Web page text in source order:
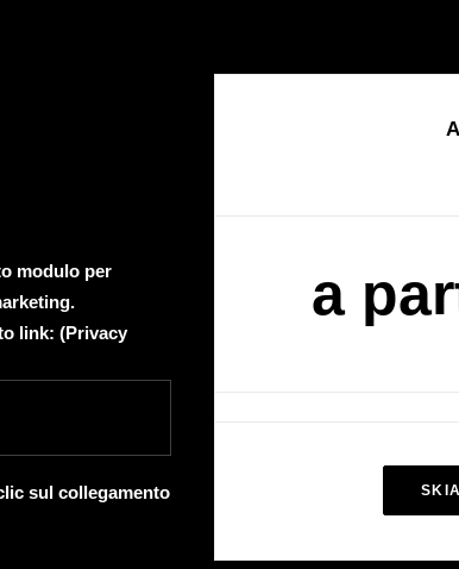
modulo per
link: (Privacy
sul collegamento
a